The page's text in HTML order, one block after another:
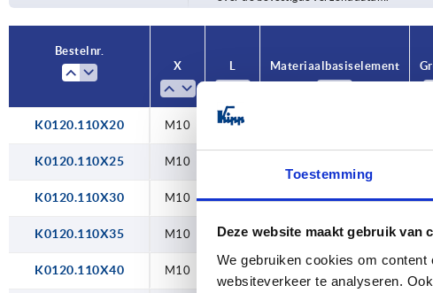
Toestemming
Deze website maakt gebruik van
We gebruiken cookies om
websiteverkeer te analyseren.
30
40
45
50
60
70
Bestelnr.
X
Materiaal basiselement
K0120.110X20 M10 20
K0120.110X25 M10
K0120.110X30 M10 30 staal
K0120.110X35 M10 35 staal
K0120.110X40 M10